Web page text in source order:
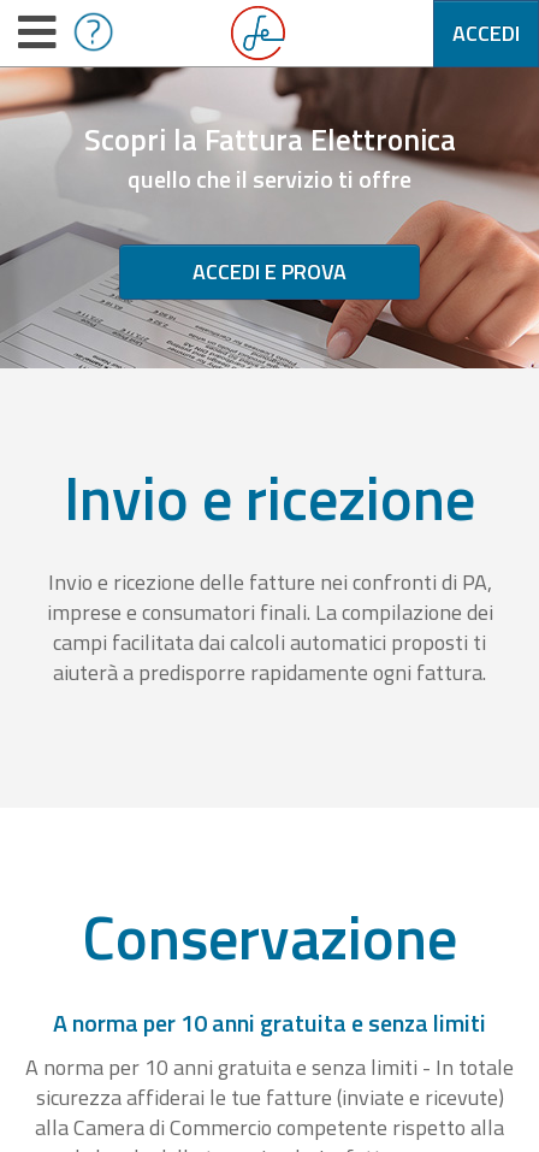
ACCEDI
Scopri la Fattura Elettronica
quello che il servizio ti offre
ACCEDI E PROVA
Invio e ricezione
Invio e ricezione delle fatture nei confronti di PA,
imprese e consumatori finali. La compilazione dei
campi facilitata dai calcoli automatici proposti ti
aiuterà a predisporre rapidamente ogni fattura.
Conservazione
A norma per 10 anni gratuita e senza limiti
A norma per 10 anni gratuita e senza limiti - In totale
sicurezza affiderai le tue fatture (inviate e ricevute)
alla Camera di Commercio competente rispetto alla